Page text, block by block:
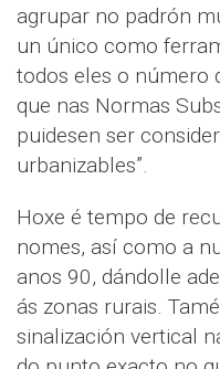
agrupar no padrón
un único como
todos eles o número
que nas Normas
puidesen ser
urbanizables”.
Hoxe é tempo de
nomes, así como a
anos 90, dándolle
ás zonas rurais.
sinalización vertical